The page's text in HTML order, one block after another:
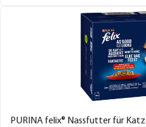
PURINA felix® Nassfutter für